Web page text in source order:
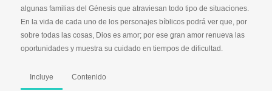
algunas familias del Génesis que atraviesan todo tipo de situaciones.
En la vida de cada uno de los personajes bíblicos podrá ver que, por
sobre todas las cosas, Dios es amor; por ese gran amor renueva las
oportunidades y muestra su cuidado en tiempos de dificultad.
Incluye Contenido